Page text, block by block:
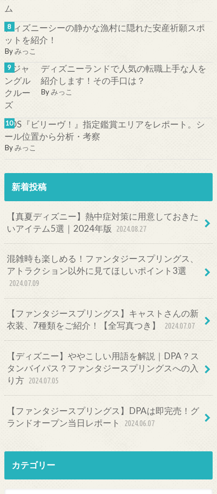
ディズニーシーの静かな漁村に隠れた安産祈願スポ
ットを紹介！
By みっこ
ディズニーランドで人気の転職上手な人を
紹介します！その手口は？
Byみっこ
TDS『ビリーヴ！』指定鑑賞エリアをレポート。シ
ール位置から分析・考察
Byみっこ
新着投稿
【真夏ディズニー】熱中症対策に用意しておきた
いアイテム5選｜2024年版
2024.08.27
混雑時も楽しめる！ファンタジースプリングス、
アトラクション以外に見てほしいポイント3選
2024.07.09
【ファンタジースプリングス】キャストさんの新
衣装、7種類をご紹介！【全写真つき】
2024.07.07
【ディズニー】ややこしい用語を解説｜DPA？ス
タンバイパス？ファンタジースプリングスへの入
り方 2024.07.05
【ファンタジースプリングス】DPAは即完売！グ
ランドオープン当日レポート
2024.06.07
カテゴリー